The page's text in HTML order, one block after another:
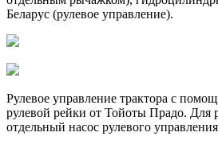
Беларус (рулевое управление).
Рулевое управление трактора с
рулевой рейки от Тойоты Прадо. Для
отдельный насос рулевого